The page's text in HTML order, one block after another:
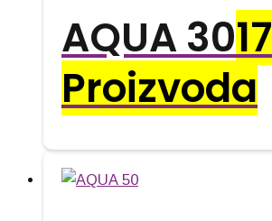
AQUA 3017
Proizvoda